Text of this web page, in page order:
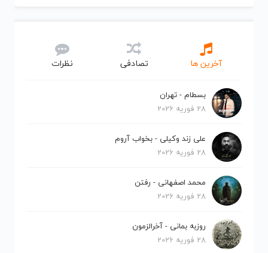
آخرین ها تصادفی نظرات
بسطام - تهران
28 فوریه 2026
علی زند وکیلی - بخواب آروم
28 فوریه 2026
محمد اصفهانی - رفتن
28 فوریه 2026
روزبه بمانی - آخرالزمون
28 فوریه 2026